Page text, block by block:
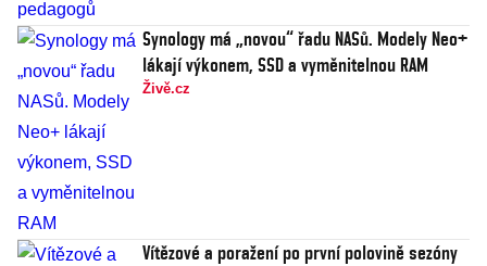
Synology má „novou“ řadu NASů. Modely Neo+
lákají výkonem, SSD a vyměnitelnou RAM
Živě.cz
Vítězové a poražení po první polovině sezóny